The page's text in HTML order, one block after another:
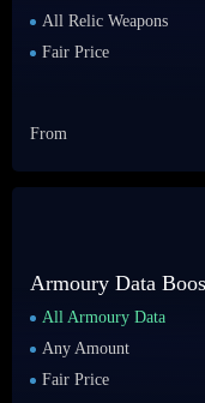
All Relic Weapons
Fair Price
From
Armoury Data
All Armoury Data
Any Amount
Fair Price